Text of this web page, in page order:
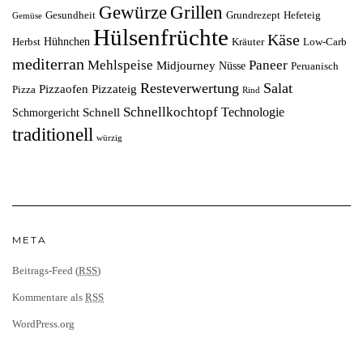
Gemüse Gesundheit Gewürze Grillen Grundrezept Hefeteig
Herbst Hühnchen Hülsenfrüchte Kräuter Käse Low-Carb
mediterran Mehlspeise Midjourney Nüsse Paneer Peruanisch
Pizza Pizzaofen Pizzateig Resteverwertung Rind Salat
Schmorgericht Schnell Schnellkochtopf Technologie
traditionell würzig
META
Beitrags-Feed (RSS)
Kommentare als RSS
WordPress.org